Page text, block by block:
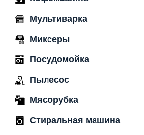
Мультиварка
Миксеры
Посудомойка
Пылесос
Мясорубка
Стиральная машина